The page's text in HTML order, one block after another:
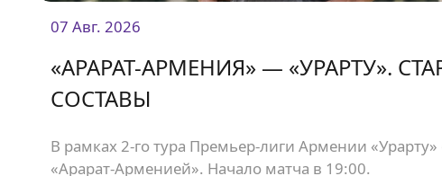
07 Авг. 2026
«АРАРАТ-АРМЕНИЯ» — «УРАРТУ».
СОСТАВЫ
В рамках 2-го тура Премьер-лиги Армении «Урарту»
«Арарат-Арменией». Начало матча в 19:00.